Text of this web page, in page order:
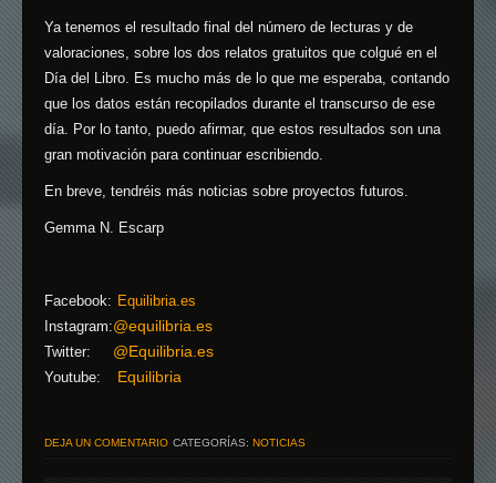
Ya tenemos el resultado final del número de lecturas y de
valoraciones, sobre los dos relatos gratuitos que colgué en el
Día del Libro. Es mucho más de lo que me esperaba, contando
que los datos están recopilados durante el transcurso de ese
día. Por lo tanto, puedo afirmar, que estos resultados son una
gran motivación para continuar escribiendo.
En breve, tendréis más noticias sobre proyectos futuros.
Gemma N. Escarp
Facebook: Equilibria.es
Instagram:@equilibria.es
Twitter: @Equilibria.es
Youtube: Equilibria
DEJA UN COMENTARIO CATEGORÍAS: NOTICIAS